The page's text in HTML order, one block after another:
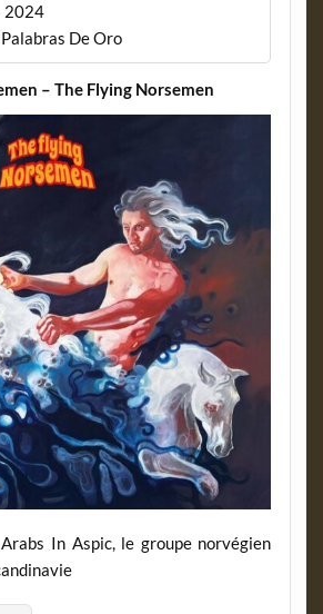
2024
Palabras De Oro
– The Flying Norsemen
In Aspic, le groupe norvégien